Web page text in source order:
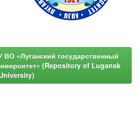
«Луганский государственный
(Repository of Lugansk